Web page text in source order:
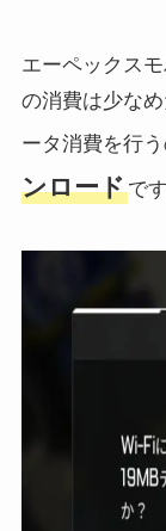
エーペックス
の消費は少な
ータ消費を行
ンロードです